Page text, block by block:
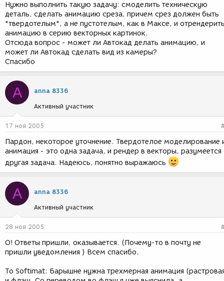
и
я
Нужно выполнить такую задачу: смоделить техническую
деталь, сделать анимацию среза, причем срез должен быть
"твердотелым", а не пустотелым, как в Максе, и
анимацию в серию векторных картинок.
Отсюда вопрос - может ли Автокад делать анимацию, и
может ли Автокад сделать вид из камеры?
Спасибо
A anna 8336
Активный участник
17 ноя 2005
Пардон, некоторое уточнение. Твердотелое моделирование
анимация - это одна задача, и рендер в векторы, разумеется
другая задача. Надеюсь, понятно выражаюсь
A anna 8336
Активный участник
28 ноя 2005
О! Ответы пришли, оказывается. (Почему-то в почту не
пришли уведомления ) Всем спасибо.
To Softimat: Барышне нужна трехмерная анимация